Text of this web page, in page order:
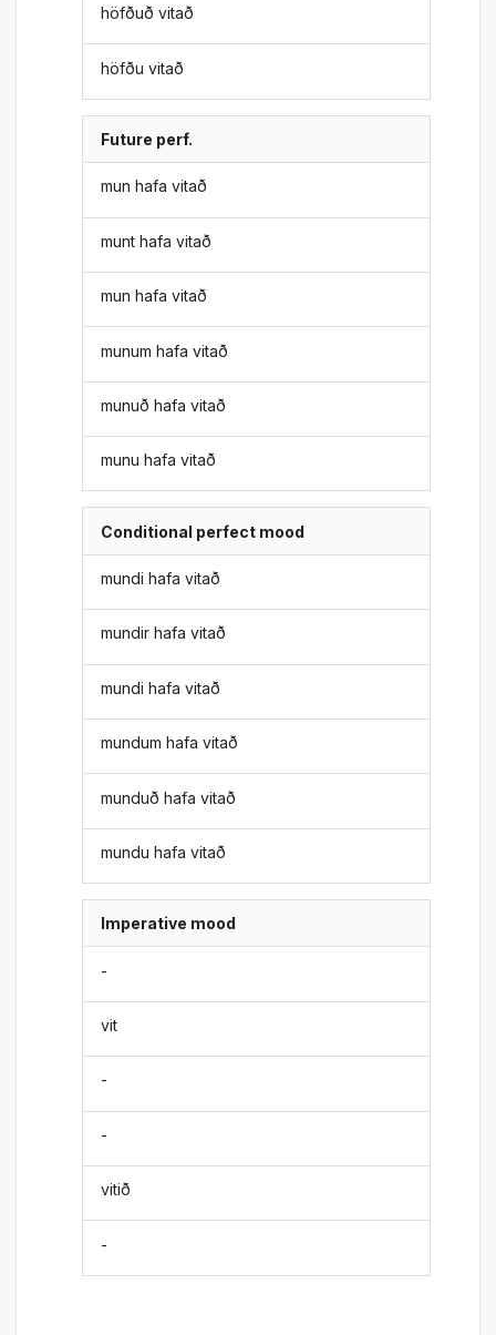
höfðuð vitað
höfðu vitað
Future perf.
mun hafa vitað
munt hafa vitað
mun hafa vitað
munum hafa vitað
munuð hafa vitað
munu hafa vitað
Conditional perfect mood
mundi hafa vitað
mundir hafa vitað
mundi hafa vitað
mundum hafa vitað
munduð hafa vitað
mundu hafa vitað
Imperative mood
-
vit
-
-
vitið
-